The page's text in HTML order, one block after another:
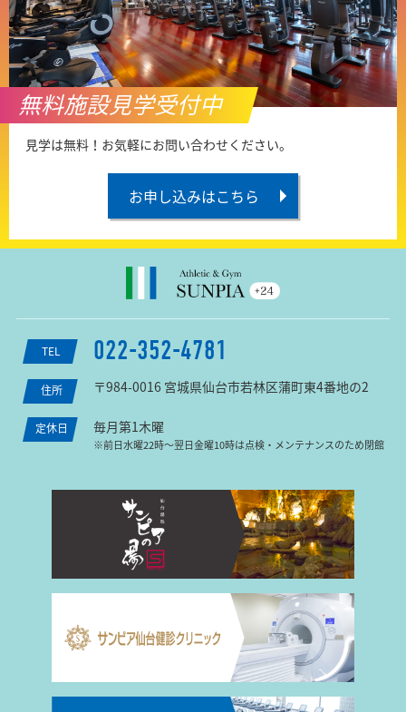
無料施設見学受付中
見学は無料！お気軽にお問い合わせください。
お申し込みはこちら
TEL 022-352-4781
住所 〒984-0016 宮城県仙台市若林区蒲町東4番地の2
定休日 毎月第1木曜
※前日水曜22時〜翌日金曜10時は点検・メンテナンスのため閉館